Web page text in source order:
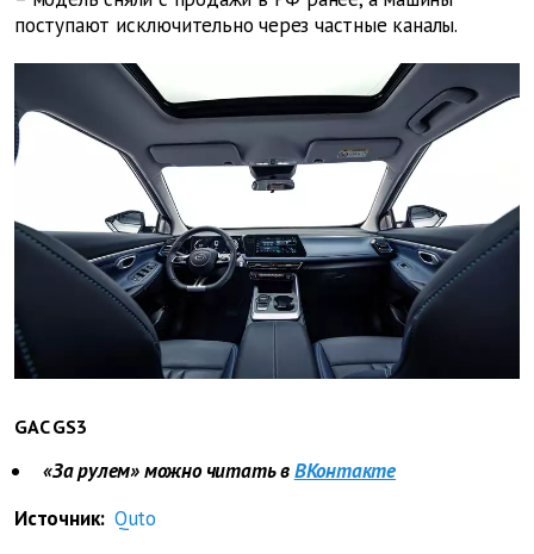
поступают исключительно через частные каналы.
GAC GS3
«За рулем» можно читать вВКонтакте
Источник: Quto